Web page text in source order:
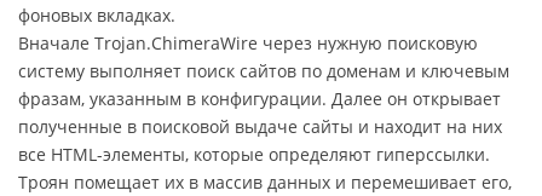
фоновых вкладках.
Вначале Trojan.ChimeraWire через нужную поисковую
систему выполняет поиск сайтов по доменам и ключевым
фразам, указанным в конфигурации. Далее он открывает
полученные в поисковой выдаче сайты и находит на них
все HTML-элементы, которые определяют гиперссылки.
Троян помещает их в массив данных и перемешивает его,